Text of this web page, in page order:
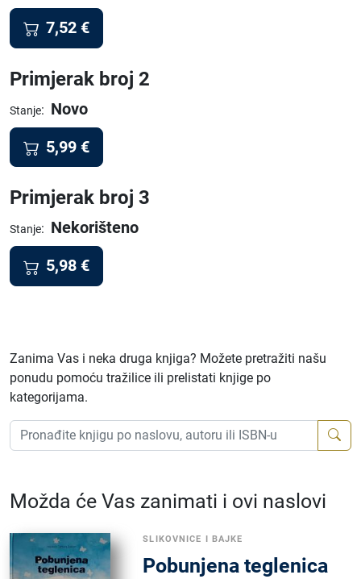
7,52 €
Primjerak broj 2
Stanje: Novo
5,99 €
Primjerak broj 3
Stanje: Nekorišteno
5,98 €
Zanima Vas i neka druga knjiga? Možete pretražiti našu
ponudu pomoću tražilice ili prelistati knjige po
kategorijama.
Možda će Vas zanimati i ovi naslovi
SLIKOVNICE I BAJKE
Pobunjena teglenica